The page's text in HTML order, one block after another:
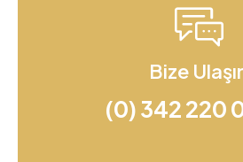
Bize
(0) 342 220